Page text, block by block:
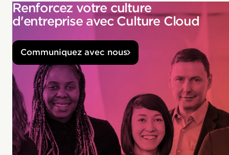
Renforcez votre culture
d'entreprise avec Culture Cloud
Communiquez avec nous